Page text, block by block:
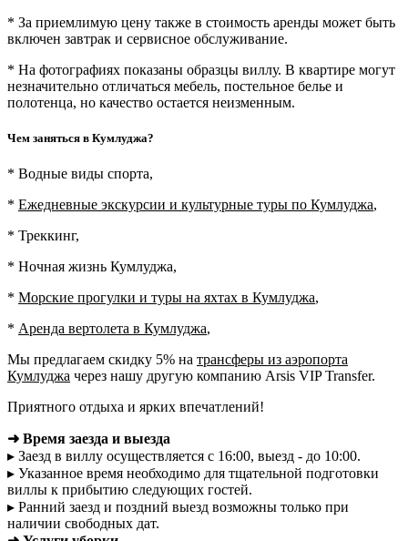
* За приемлимую цену также в стоимость аренды может быть
включен завтрак и сервисное обслуживание.
* На фотографиях показаны образцы виллу. В квартире могут
незначительно отличаться мебель, постельное белье и
полотенца, но качество остается неизменным.
Чем заняться в Кумлуджа?
* Водные виды спорта,
* Ежедневные экскурсии и культурные туры по Кумлуджа,
* Треккинг,
* Ночная жизнь Кумлуджа,
* Морские прогулки и туры на яхтах в Кумлуджа,
* Аренда вертолета в Кумлуджа,
Мы предлагаем скидку 5% на трансферы из аэропорта
Кумлуджа через нашу другую компанию Arsis VIP Transfer.
Приятного отдыха и ярких впечатлений!
➜ Время заезда и выезда
▸ Заезд в виллу осуществляется с 16:00, выезд - до 10:00.
▸ Указанное время необходимо для тщательной подготовки
виллы к прибытию следующих гостей.
▸ Ранний заезд и поздний выезд возможны только при
наличии свободных дат.